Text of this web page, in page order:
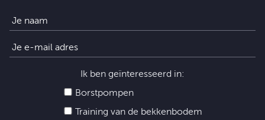
Ik ben geïnteresseerd in:
Borstpompen
Training van de bekkenbodem